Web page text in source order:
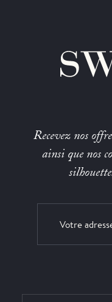
Recevez nos
ainsi que nos